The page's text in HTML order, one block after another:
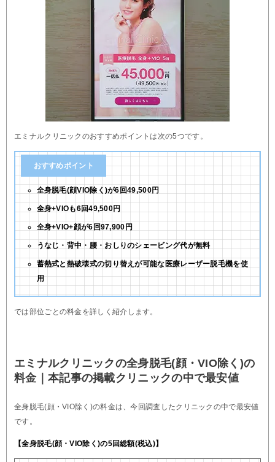
エミナルクリニックのおすすめポイントは次の5つです。
おすすめポイント
全身脱毛(顔VIO除く)が6回49,500円
全身+VIOも6回49,500円
全身+VIO+顔が6回97,900円
うなじ・背中・腰・おしりのシェービング代が無料
蓄熱式と熱破壊式の切り替えが可能な医療レーザー脱毛機を使
用
では部位ごとの料金を詳しく紹介します。
エミナルクリニックの全身脱毛(顔・VIO除く)の
料金｜本記事の掲載クリニックの中で最安値
全身脱毛(顔・VIO除く)の料金は、今回調査したクリニックの中で最安値
です。
【全身脱毛(顔・VIO除く)の5回総額(税込)】